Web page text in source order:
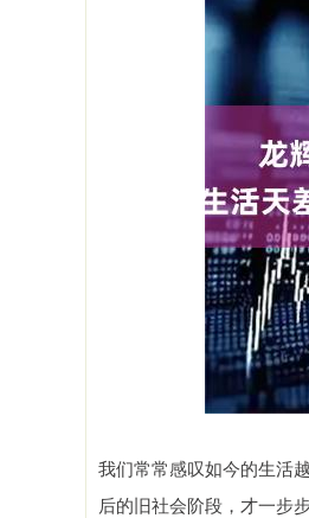
我们常常感叹如今的生活
后的旧社会阶段，才一步
深证成指